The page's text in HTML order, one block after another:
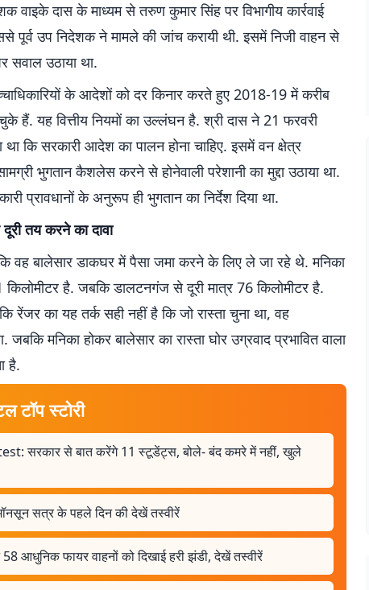
वाइके दास के माध्यम से तरुण कुमार सिंह पर विभागीय कार्रवाई
पूर्व उप निदेशक ने मामले की जांच करायी थी. इसमें निजी वाहन से
सवाल उठाया था.
के आदेशों को दर किनार करते हुए 2018-19 में करीब
यह वित्तीय नियमों का उल्लंघन है. श्री दास ने 21 फरवरी
कि सरकारी आदेश का पालन होना चाहिए. इसमें वन क्षेत्र
भुगतान कैशलेस करने से होनेवाली परेशानी का मुद्दा उठाया था.
प्रावधानों के अनुरूप ही भुगतान का निर्देश दिया था.
तय करने का दावा
वह बालेसार डाकघर में पैसा जमा करने के लिए ले जा रहे थे. मनिका
किलोमीटर है. जबकि डालटनगंज से दूरी मात्र 76 किलोमीटर है.
रेंजर का यह तर्क सही नहीं है कि जो रास्ता चुना था, वह
मनिका होकर बालेसार का रास्ता घोर उग्रवाद प्रभावित वाला
है.
टॉप स्टोरी
सरकार से बात करेंगे 11 स्टूडेंट्स, बोले- बंद कमरे में नहीं, खुले
सत्र के पहले दिन की देखें तस्वीरें
आधुनिक फायर वाहनों को दिखाई हरी झंडी, देखें तस्वीरें